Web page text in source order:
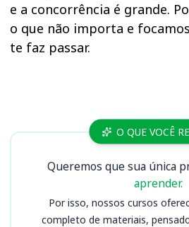
e a concorrência é grande.
o que não importa e
te faz passar.
Cursos O QUE VOCÊ
Queremos que sua única
aprender.
Por isso, nossos cursos
completo de materiais,